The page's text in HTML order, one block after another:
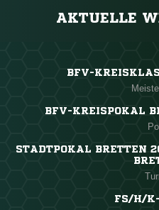
AKTUELLE
BFV-
BFV-KREISPOKAL
STADTPOKAL BRETTEN
FS/H/